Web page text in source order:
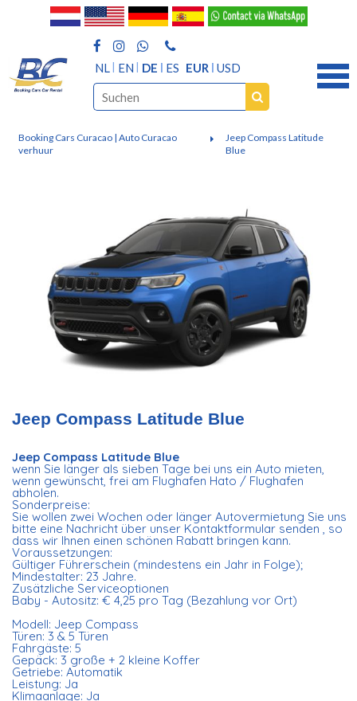
NL EN DE ES EUR USD
Booking Cars Curacao | Auto Curacao
verhuur
Jeep Compass Latitude
Blue
Jeep Compass Latitude Blue
Jeep Compass Latitude Blue
wenn Sie länger als sieben Tage bei uns ein Auto mieten,
wenn gewünscht, frei am Flughafen Hato / Flughafen
abholen.
Sonderpreise:
Sie wollen zwei Wochen oder länger Autovermietung Sie uns
bitte eine Nachricht über unser Kontaktformular senden , so
dass wir Ihnen einen schönen Rabatt bringen kann.
Voraussetzungen:
Gültiger Führerschein (mindestens ein Jahr in Folge);
Mindestalter: 23 Jahre.
Zusätzliche Serviceoptionen
Baby - Autositz: € 4,25 pro Tag (Bezahlung vor Ort)
Modell: Jeep Compass
Türen: 3 & 5 Türen
Fahrgäste: 5
Gepäck: 3 große + 2 kleine Koffer
Getriebe: Automatik
Leistung: Ja
Klimaanlage: Ja